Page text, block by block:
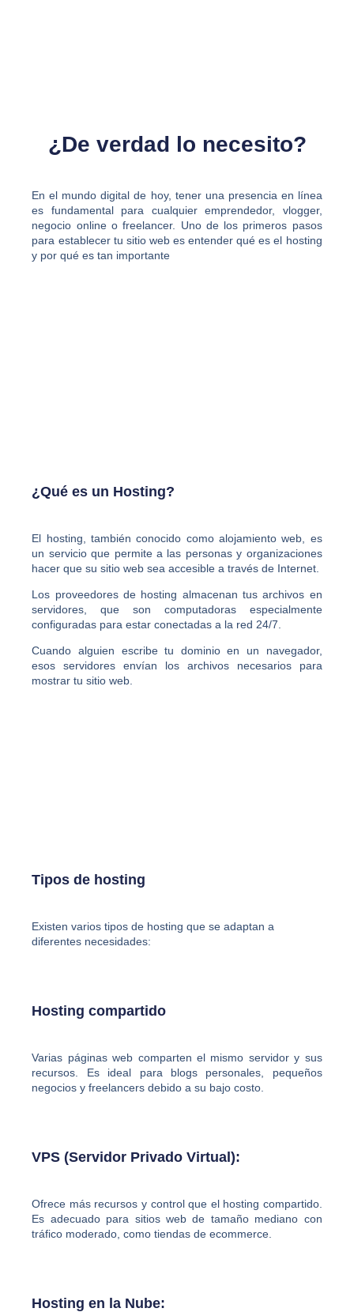
¿De verdad lo necesito?
En el mundo digital de hoy, tener una presencia en línea
es fundamental para cualquier emprendedor, vlogger,
negocio online o freelancer. Uno de los primeros pasos
para establecer tu sitio web es entender qué es el hosting
y por qué es tan importante
¿Qué es un Hosting?
El hosting, también conocido como alojamiento web, es
un servicio que permite a las personas y organizaciones
hacer que su sitio web sea accesible a través de Internet.
Los proveedores de hosting almacenan tus archivos en
servidores, que son computadoras especialmente
configuradas para estar conectadas a la red 24/7.
Cuando alguien escribe tu dominio en un navegador,
esos servidores envían los archivos necesarios para
mostrar tu sitio web.
Tipos de hosting
Existen varios tipos de hosting que se adaptan a
diferentes necesidades:
Hosting compartido
Varias páginas web comparten el mismo servidor y sus
recursos. Es ideal para blogs personales, pequeños
negocios y freelancers debido a su bajo costo.
VPS (Servidor Privado Virtual):
Ofrece más recursos y control que el hosting compartido.
Es adecuado para sitios web de tamaño mediano con
tráfico moderado, como tiendas de ecommerce.
Hosting en la Nube: